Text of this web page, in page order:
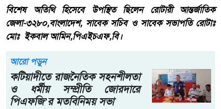
বিশেষ অতিথি হিসেবে উপস্থিত ছিলেন রোটারী আন্তর্জাতিক
জেলা-৩২৮০,বাংলাদেশ, সাবেক সচিব ও সাবেক সভাপতি রোটাঃ
মোঃ ইকবাল আমিন,পিএইচএফ,বি।
আরো পড়ুন
কটিয়াদীতে রাজনৈতিক সহনশীলতা
ও ধর্মীয় সম্প্রীতি জোরদারে
পিএফজি’র মতবিনিময় সভা